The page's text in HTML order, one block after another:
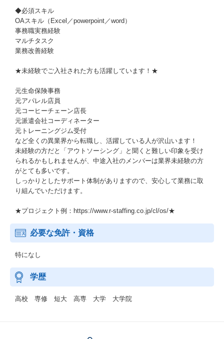
◆必須スキル
OAスキル（Excel／powerpoint／word）
事務職実務経験
マルチタスク
業務改善経験
★未経験でご入社された方も活躍しています！★
元生命保険事務
元アパレル店員
元コーヒーチェーン店長
元派遣会社コーディネーター
元トレーニングジム受付
など全くの異業界から転職し、活躍している人が沢山います！
未経験の方だと「アウトソーシング」と聞くと難しい印象を受け
られるかもしれませんが、中途入社のメンバーは業界未経験の方
がとても多いです。
しっかりとしたサポート体制がありますので、安心して業務に取
り組んでいただけます。
★プロジェクト例：https://www.r-staffing.co.jp/cl/os/★
必要な免許・資格
特になし
学歴
高校 専修 短大 高専 大学 大学院